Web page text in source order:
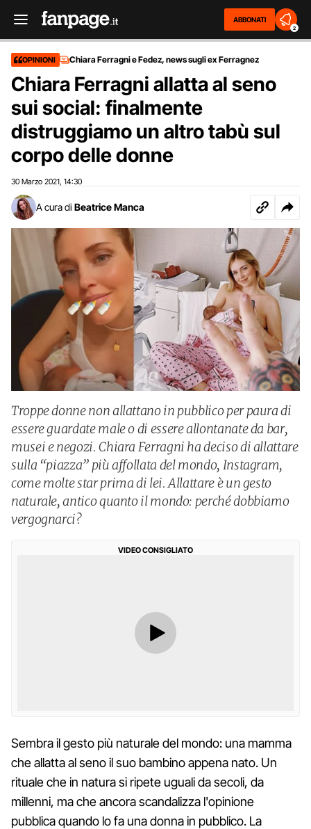
ABBONATI
2
OPINIONI Chiara Ferragni e Fedez, news sugli ex Ferragnez
Chiara Ferragni allatta al seno
sui social: finalmente
distruggiamo un altro tabù sul
corpo delle donne
30 Marzo 2021 14:30
A cura di Beatrice Manca
Troppe donne non allattano in pubblico per paura di
essere guardate male o di essere allontanate da bar,
musei e negozi. Chiara Ferragni ha deciso di allattare
sulla “piazza” più affollata del mondo, Instagram,
come molte star prima di lei. Allattare è un gesto
naturale, antico quanto il mondo: perché dobbiamo
vergognarci?
VIDEO CONSIGLIATO
Sembra il gesto più naturale del mondo: una mamma
che allatta al seno il suo bambino appena nato. Un
rituale che in natura si ripete uguali da secoli, da
millenni, ma che ancora scandalizza l'opinione
pubblica quando lo fa una donna in pubblico. La